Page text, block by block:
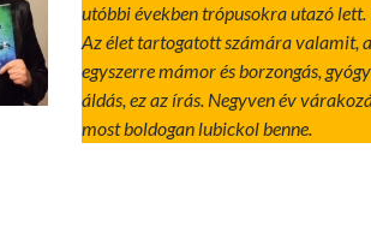
utóbbi években trópusokra utazó lett.
Az élet tartogatott számára valamit,
egyszerre mámor és borzongás,
áldás, ez az írás. Negyven év
most boldogan lubickol benne.